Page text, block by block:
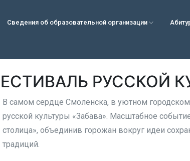
Сведения об образовательной организации
РУССКОЙ
В самом сердце Смоленска, в уютном
русской культуры «Забава». Масштабное
столица», объединив горожан вокруг идеи
традиций.